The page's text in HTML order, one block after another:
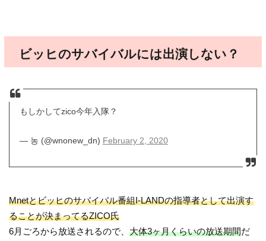
ビッヒのサバイバルには出演しない？
もしかしてzico今年入隊？
— 농 (@wnonew_dn) February 2, 2020
Mnetとビッヒのサバイバル番組I-LANDの指導者として出演す
ることが決まってるZICO氏
6月ごろから放送されるので、大体3ヶ月くらいの放送期間だ